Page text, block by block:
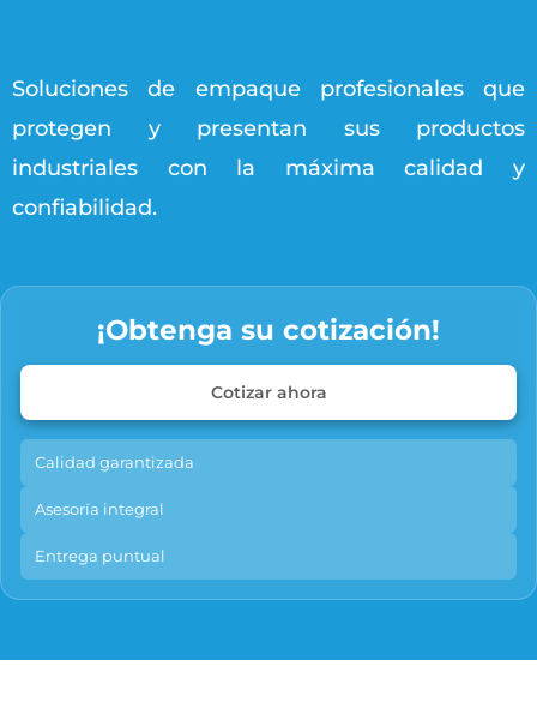
Soluciones de empaque profesionales que
protegen y presentan sus productos
industriales con la máxima calidad y
confiabilidad.
¡Obtenga su cotización!
Cotizar ahora
Calidad garantizada
Asesoría integral
Entrega puntual